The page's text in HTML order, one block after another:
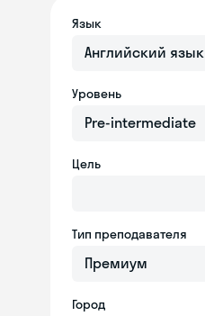
Язык
Английский язык
Уровень
Pre-intermediate
Цель
Тип преподавателя
Премиум
Город